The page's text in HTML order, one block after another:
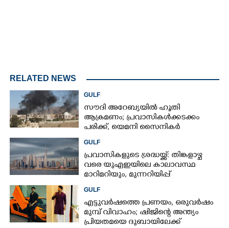
RELATED NEWS
GULF
സൗദി അറേബ്യയിൽ ഹൂതി
ആക്രമണം; പ്രവാസികൾക്കടക്കം
പരിക്ക്, യെമനി സൈനികർ
GULF
പ്രവാസികളുടെ ശ്രദ്ധയ്ക്ക്: തിങ്കളാഴ്ച
വരെ യുഎഇയിലെ കാലാവസ്ഥ
മാറിമറിയും, മുന്നറിയിപ്പ്
GULF
എട്ടുവർഷത്തെ പ്രണയം,​ ഒരുവർഷം
മുമ്പ് വിവാഹം; ഷിജിന്റെ അന്ത്യം
പ്രിയതമയെ ദുബായിലേക്ക്